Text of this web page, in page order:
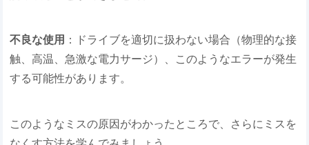
不良な使用 ：ドライブを適切に扱わない場合（物理的な接
触、高温、急激な電力サージ）、このようなエラーが発生
する可能性があります。
このようなミスの原因がわかったところで、さらにミスを